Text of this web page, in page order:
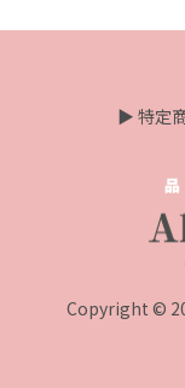
▶ 特定
Copyright ©